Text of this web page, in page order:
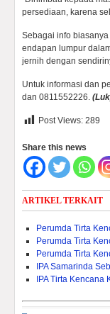
persediaan, karena
Sebagai info
endapan lumpur
jernih dengan
Untuk informasi dan
dan 0811552226.
Post Views: 289
Share this news
ARTIKEL TERKAIT
Perumda Tirta
Perumda Tirta
Perumda Tirta
IPA Samarinda
IPA Tirta